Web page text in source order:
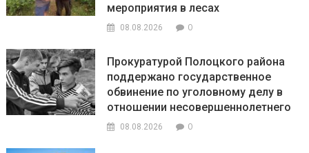
мероприятия в лесах
08.08.2026 0
Прокуратурой Полоцкого района
поддержано государственное
обвинение по уголовному делу в
отношении несовершеннолетнего
08.08.2026 0